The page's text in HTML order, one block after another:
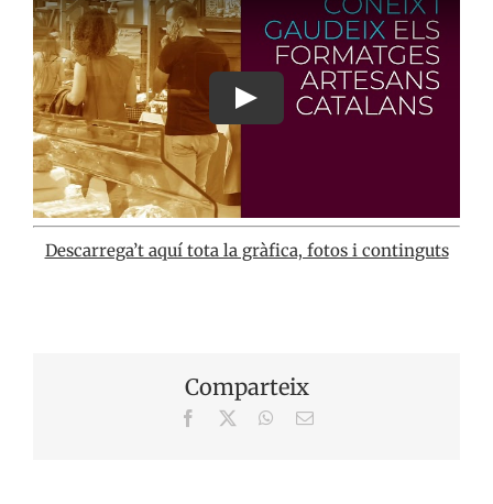
Descarrega’t aquí tota la gràfica, fotos i continguts
Comparteix
Facebook WhatsApp
Email: